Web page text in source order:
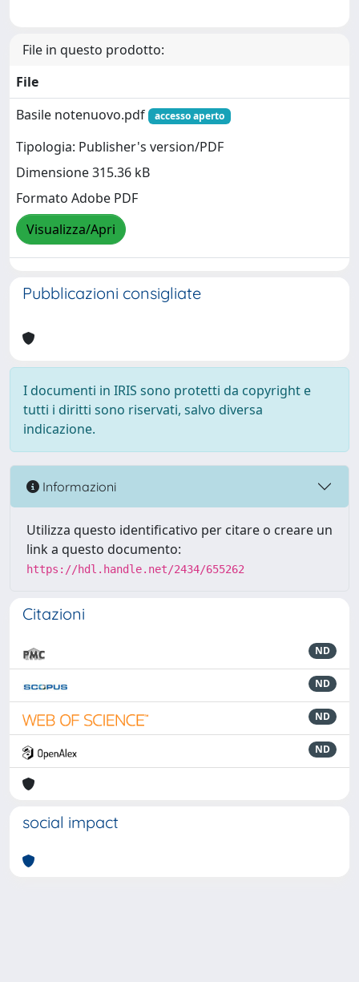
File in questo prodotto:
File
Basile notenuovo.pdf
accesso aperto
Tipologia: Publisher's version/PDF
Dimensione 315.36 kB
Formato Adobe PDF
Visualizza/Apri
Pubblicazioni consigliate
I documenti in IRIS sono protetti da copyright e
tutti i diritti sono riservati, salvo diversa
indicazione.
Informazioni
Utilizza questo identificativo per citare o creare un
link a questo documento:
https://hdl.handle.net/2434/655262
Citazioni
ND
ND
ND
ND
social impact